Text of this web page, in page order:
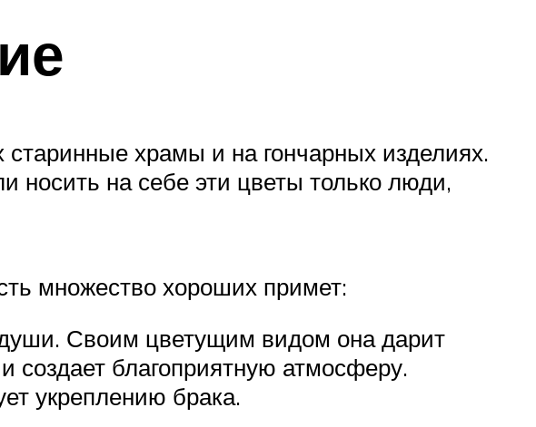
храмы и на гончарных изделиях.
носить на себе эти цветы только люди,
множество хороших примет:
Своим цветущим видом она дарит
создает благоприятную атмосферу.
укреплению брака.